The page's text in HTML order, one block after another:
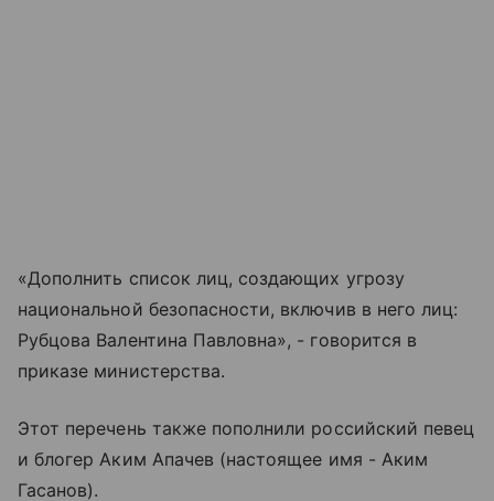
«Дополнить список лиц, создающих угрозу
национальной безопасности, включив в него лиц:
Рубцова Валентина Павловна», - говорится в
приказе министерства.
Этот перечень также пополнили российский певец
и блогер Аким Апачев (настоящее имя - Аким
Гасанов).